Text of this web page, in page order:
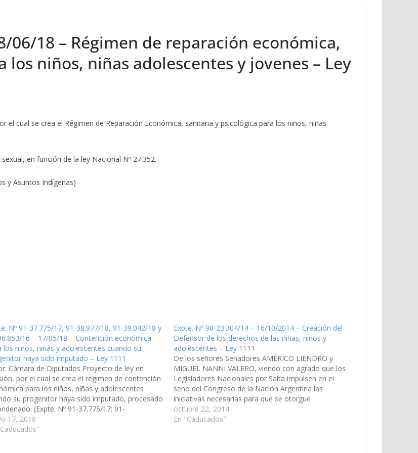
06/18 – Régimen de reparación económica,
niños, niñas adolescentes y jovenes – Ley
el cual se crea el Régimen de Reparación Económica, sanitaria y psicológica para los niños, niñas
en función de la ley Nacional Nº 27.352.
y Asuntos Indígenas)
Nº 91-37.775/17, 91-38.977/18, 91-39.042/18 y
16 – 17/05/18 – Contención económica
los niños, niñas y adolescentes cuando su
haya sido imputado – Ley 1111
Cámara de Diputados Proyecto de ley en
por el cual se crea el régimen de contención
para los niños, niñas y adolescentes
su progenitor haya sido imputado, procesado
(Expte. Nº 91-37.775/17; 91-
18,91-39.042/18, y 91-36.853/16,
a Legislación General, del Trabajo y
17, 2018
Expte. Nº 90-23.304/14 – 16/10/2014 – Creación del
Defensor de los derechos de las niñas, niños y
adolescentes – Ley 1111
De los señores Senadores AMÉRICO LIENDRO y
MIGUEL NANNI VALERO, viendo con agrado que los
Legisladores Nacionales por Salta impulsen en el
seno del Congreso de la Nación Argentina las
iniciativas necesarias para que se otorgue
cumplimiento efectivo a lo estipulado en la Ley
Nacional N° 26.061 de Protección integral…
octubre 22, 2014
En "Caducados"